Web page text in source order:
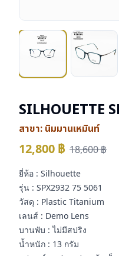
SILHOUETTE
สาขา: นิมมานเหมินท์
12,800 ฿ 18,600฿
ยี่ห้อ : Silhouette
รุ่น : SPX2932 75 5061
วัสดุ : Plastic Titanium
เลนส์ : Demo Lens
บานพับ : ไม่มีสปริง
น้ำหนัก : 13 กรัม